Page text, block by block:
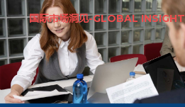
国际市场洞见-GLOBAL INSIGHT